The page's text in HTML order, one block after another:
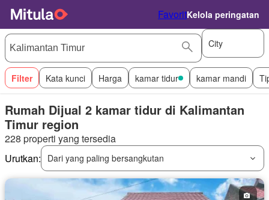
FavoritKelola peringatan
City
Filter Kata kunci Harga kamar tidur kamar mandi
Rumah Dijual 2 kamar tidur di Kalimantan
Timur region
228 properti yang tersedia
Urutkan:
Dari yang paling bersangkutan